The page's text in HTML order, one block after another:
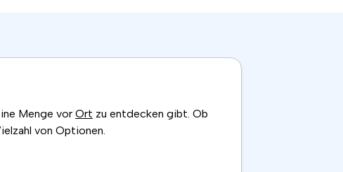
Menge vor Ort zu entdecken gibt. Ob
von Optionen.